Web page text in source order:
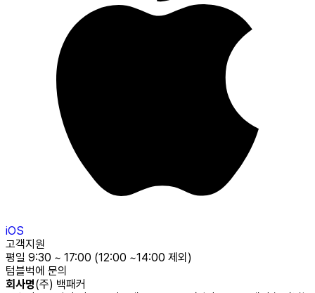
iOS
고객지원
평일 9:30 ~ 17:00 (12:00 ~14:00 제외)
텀블벅에 문의
회사명(주) 백패커